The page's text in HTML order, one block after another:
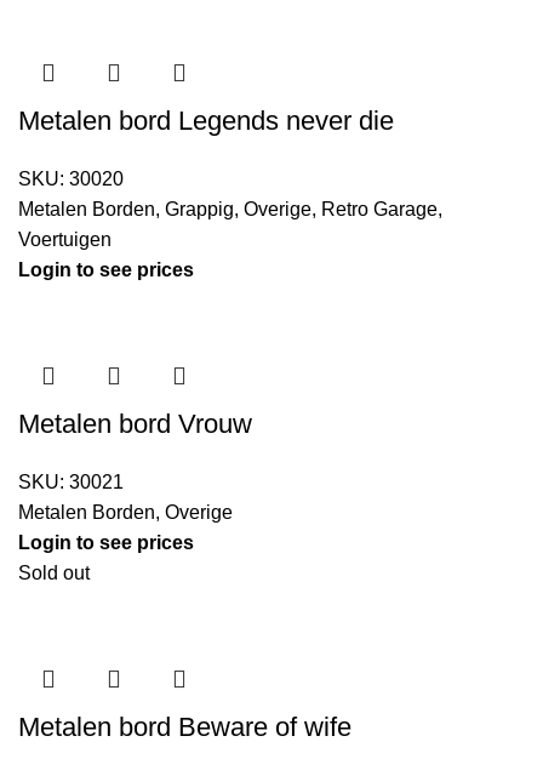
Metalen bord Legends never die
SKU: 30020
Metalen Borden, Grappig, Overige, Retro Garage,
Voertuigen
Login to see prices
Metalen bord Vrouw
SKU: 30021
Metalen Borden, Overige
Login to see prices
Sold out
Metalen bord Beware of wife